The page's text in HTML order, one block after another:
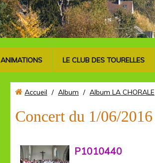
ANIMATIONS LE CLUB DES TOURELLES
Accueil / Album / Album LA CHORALE
Concert du 1/06/2016
P1010440